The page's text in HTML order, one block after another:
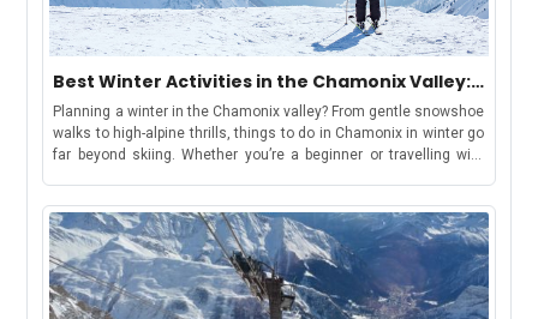
Best Winter Activities in the Chamonix Valley:
Chamonix, Les Houches, Argentière &
Vallorcine
Planning a winter in the Chamonix valley? From gentle snowshoe
walks to high-alpine thrills, things to do in Chamonix in winter go
far beyond skiing. Whether you’re a beginner or travelling with
find your winter base in the Chamonix ValleyBut first, let’s
understand-How to Use This GuideWe have curated this guide to
make your holiday shortlisting a cakewalk. This guide includes
each area in the valley, offering a distinct winter
experience:Chamonix: ideal for lively stays, easy access to